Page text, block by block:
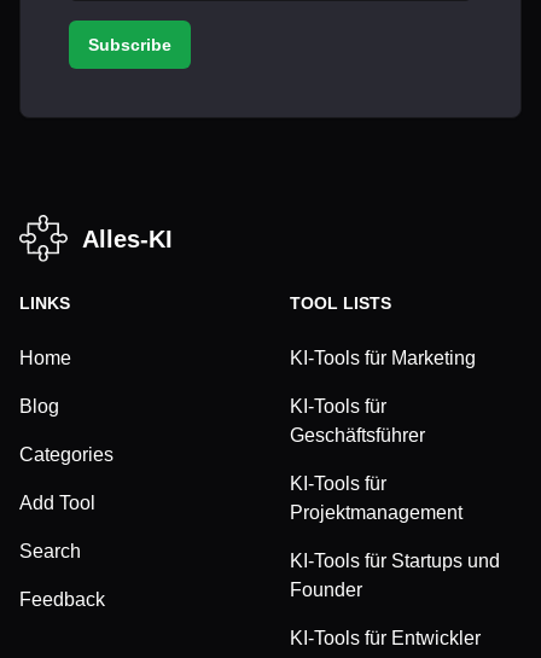
Subscribe
Alles-KI
LINKS
Home
Blog
Categories
Add Tool
Search
Feedback
TOOL LISTS
KI-Tools für Marketing
KI-Tools für
Geschäftsführer
KI-Tools für
Projektmanagement
KI-Tools für Startups und
Founder
KI-Tools für Entwickler